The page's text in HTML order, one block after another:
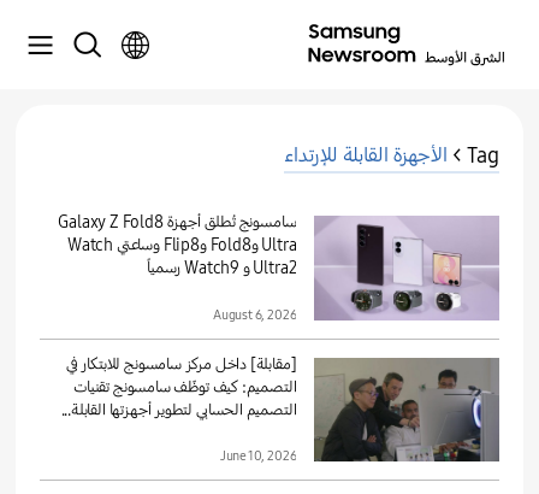
Tag > الأجهزة القابلة للإرتداء
سامسونج تُطلق أجهزة Galaxy Z Fold8
Ultra وFold8 وFlip8 وساعتي Watch
Ultra2 و Watch9 رسمياً
August 6, 2026
[مقابلة] داخل مركز سامسونج للابتكار في
التصميم: كيف توظّف سامسونج تقنيات
التصميم الحسابي لتطوير أجهزتها القابلة...
June 10, 2026